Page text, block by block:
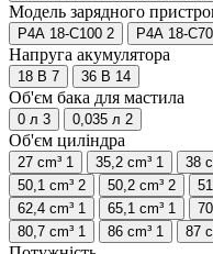
Модель зарядного
P4A 18-C100 2 P4A 18-C70
Напруга акумулятора
18 B 7 36 B 14
Об'єм бака для мастила
0 л 3 0,035 л 2
Об'єм циліндра
27 cm³ 1 35,2 cm³ 1 38
50,1 cm³ 2 50,2 cm³ 2
62,4 cm³ 1 65,1 cm³ 1
80,7 cm³ 1 86 cm³ 1 87